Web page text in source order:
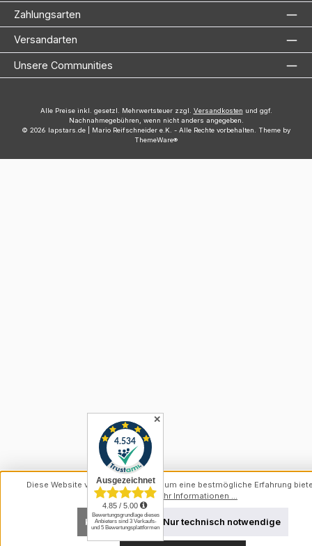
Zahlungsarten
Versandarten
Unsere Communities
Alle Preise inkl. gesetzl. Mehrwertsteuer zzgl. Versandkosten und ggf.
Nachnahmegebühren, wenn nicht anders angegeben.
© 2026 lapstars.de | Mario Reifschneider e.K. - Alle Rechte vorbehalten. Theme by
ThemeWare®
✕
Diese Website verwendet Cookies, um eine bestmögliche Erfahrung
können.Mehr Informationen ...
Nur technisch notwendige
Konfigurieren